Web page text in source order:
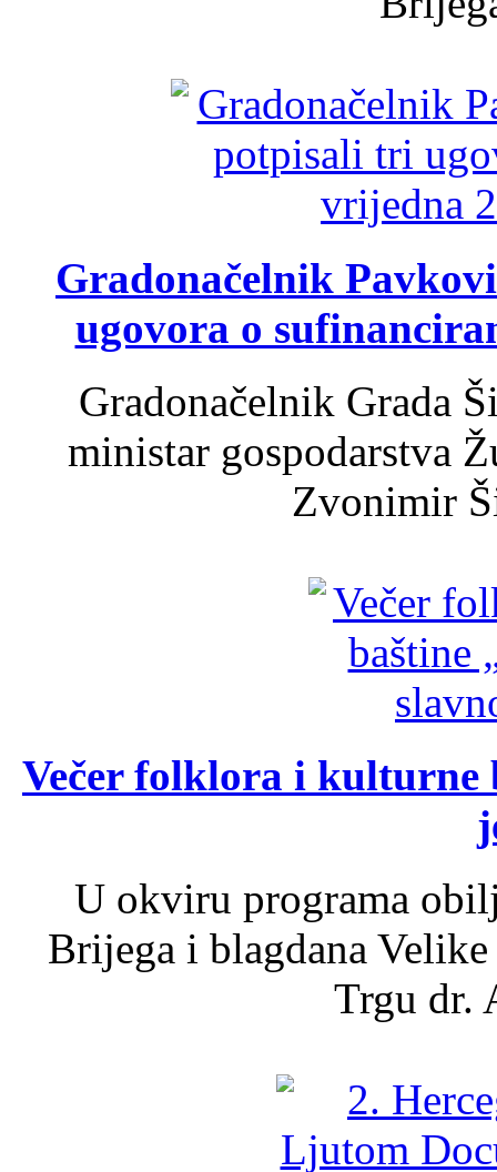
Gradonačelnik
ugovora o
Gradonačelnik Grada
ministar gospodarstva
Zvonimir
Večer folklora i kulturne
U okviru programa
Brijega i blagdana
Trgu dr.